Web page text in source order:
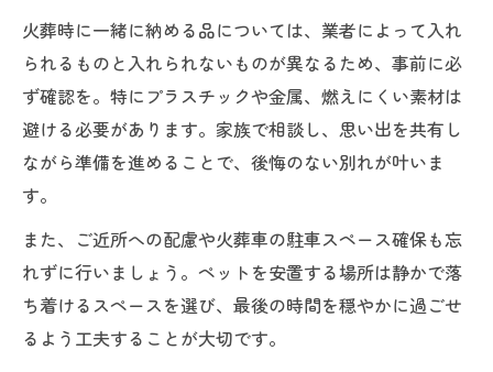
火葬時に一緒に納める品については、業者によって入れ
られるものと入れられないものが異なるため、事前に必
ず確認を。特にプラスチックや金属、燃えにくい素材は
避ける必要があります。家族で相談し、思い出を共有し
ながら準備を進めることで、後悔のない別れが叶いま
す。
また、ご近所への配慮や火葬車の駐車スペース確保も忘
れずに行いましょう。ペットを安置する場所は静かで落
ち着けるスペースを選び、最後の時間を穏やかに過ごせ
るよう工夫することが大切です。